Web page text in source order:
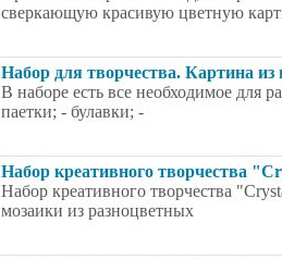
сверкающую красивую цветную
Набор для творчества. Картина
В наборе есть все необходимое для
паетки; - булавки; -
Набор креативного творчества
Набор креативного творчества
мозаики из разноцветных